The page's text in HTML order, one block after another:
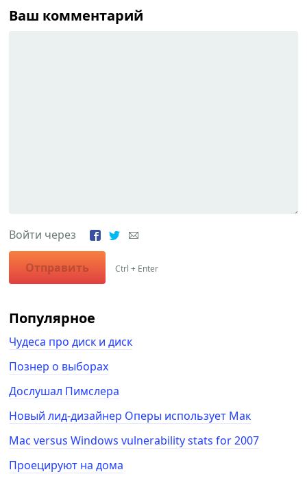
Ваш комментарий
Войти через
Отправить Ctrl + Enter
Популярное
Чудеса про диск и диск
Познер о выборах
Дослушал Пимслера
Новый лид-дизайнер Оперы использует Мак
Mac versus Windows vulnerability stats for 2007
Проецируют на дома